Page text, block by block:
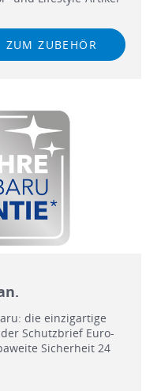
ZUM ZUBEHÖR
die einzigartige
Schutzbrief Euro-
Sicherheit 24